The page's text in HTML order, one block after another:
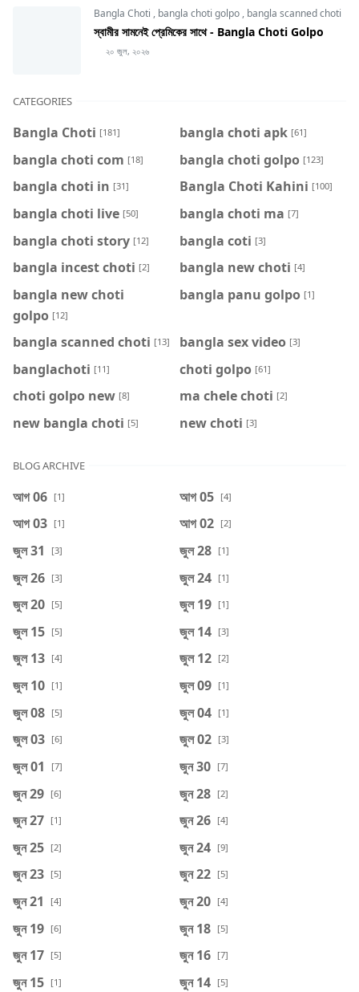
Bangla Choti , bangla choti golpo , bangla scanned choti
স্বামীর সামনেই প্রেমিকের সাথে - Bangla Choti Golpo
২০ জুল, ২০২৬
CATEGORIES
Bangla Choti [181] bangla choti apk [61]
bangla choti com [18] bangla choti golpo [123]
bangla choti in [31] Bangla Choti Kahini [100]
bangla choti live [50] bangla choti ma [7]
bangla choti story [12] bangla coti [3]
bangla incest choti [2] bangla new choti [4]
bangla new choti
golpo [12]
bangla panu golpo [1]
bangla scanned choti [13] bangla sex video [3]
banglachoti [11] choti golpo [61]
choti golpo new [8] ma chele choti [2]
new bangla choti [5] new choti [3]
BLOG ARCHIVE
আগ 06 [1] আগ 05 [4]
আগ 03 [1] আগ 02 [2]
জুল 31 [3] জুল 28 [1]
জুল 26 [3] জুল 24 [1]
জুল 20 [5] জুল 19 [1]
জুল 15 [5] জুল 14 [3]
জুল 13 [4] জুল 12 [2]
জুল 10 [1] জুল 09 [1]
জুল 08 [5] জুল 04 [1]
জুল 03 [6] জুল 02 [3]
জুল 01 [7] জুন 30 [7]
জুন 29 [6] জুন 28 [2]
জুন 27 [1] জুন 26 [4]
জুন 25 [2] জুন 24 [9]
জুন 23 [5] জুন 22 [5]
জুন 21 [4] জুন 20 [4]
জুন 19 [6] জুন 18 [5]
জুন 17 [5] জুন 16 [7]
জুন 15 [1] জুন 14 [5]